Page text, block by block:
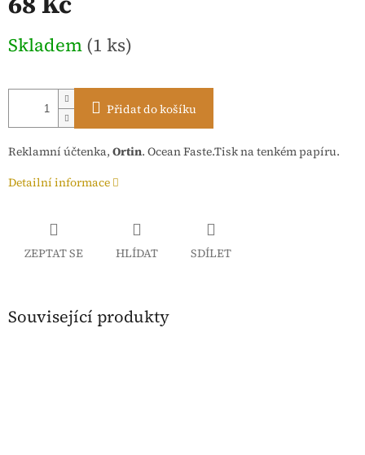
cena:
Skladem (1 ks)
Přidat do košíku
Reklamní účtenka, Ortin. Ocean Faste.Tisk na tenkém papíru.
Detailní informace
ZEPTAT SE HLÍDAT SDÍLET
Související produkty